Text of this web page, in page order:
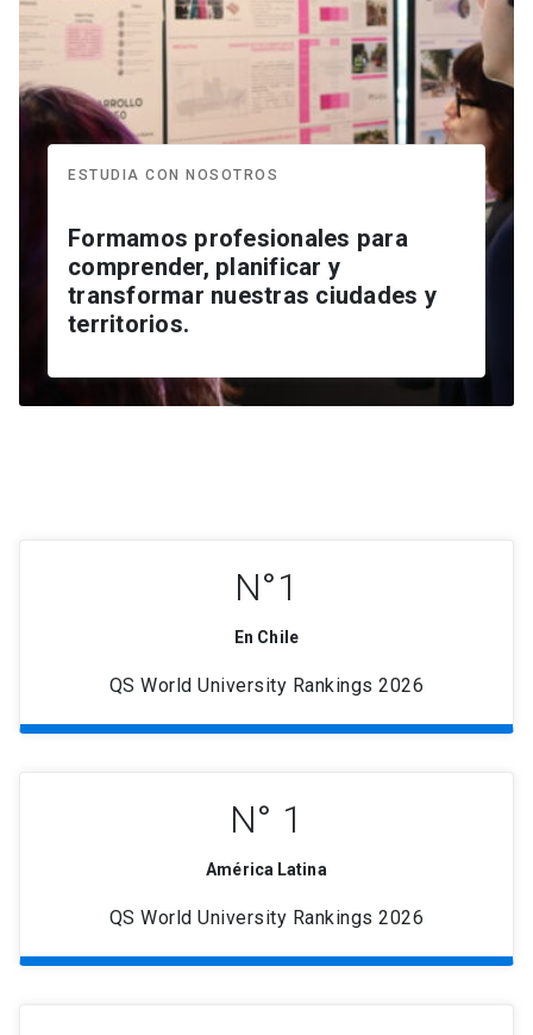
ESTUDIA CON NOSOTROS
Formamos profesionales para
comprender, planificar y
transformar nuestras ciudades y
territorios.
N°1
En Chile
QS World University Rankings 2026
N° 1
América Latina
QS World University Rankings 2026